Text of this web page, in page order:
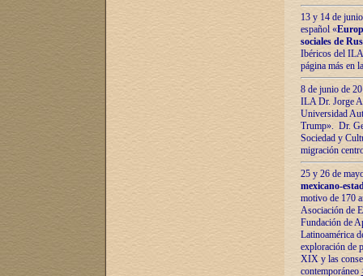
13 y 14 de
español «
sociales de
Ibéricos del ILA
página más en
8 de junio de
ILA Dr. Jorge
Universidad
Trump». Dr.
Sociedad y
migración
25 y 26 de
mexicano-
motivo de 170
Asociación de
Fundación de
Latinoamérica
exploración de
XIX y las
contemporáneo